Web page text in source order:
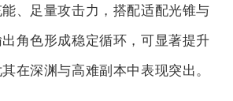
、足量攻击力，搭配适配光锥与
角色形成稳定循环，可显著提升
在深渊与高难副本中表现突出。